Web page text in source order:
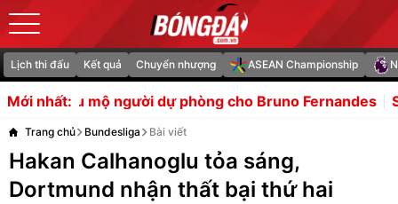
Lịch thi đấu Kết quả Chuyển nhượng ASEAN Championship
Mới nhất:
phòng cho Bruno Fernandes Sao Bolton nhận thẻ
Trang chủ Bundesliga Bài viết
Hakan Calhanoglu tỏa sáng,
Dortmund nhận thất bại thứ hai